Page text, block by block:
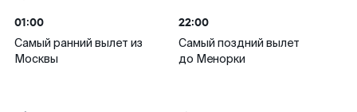
01:00
Самый ранний вылет из
Москвы
22:00
Самый поздний вылет
до Менорки